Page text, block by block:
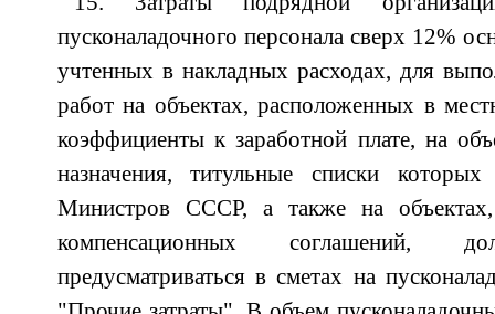
пусконаладочного персонала сверх 12%
учтенных в накладных расходах, для
работ на объектах, расположенных в
коэффициенты к заработной плате, на
назначения, титульные списки
Министров СССР, а также на
компенсационных соглашений,
предусматриваться в сметах на